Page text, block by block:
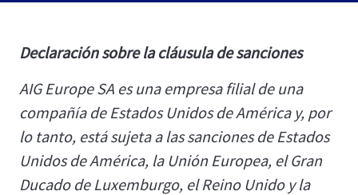
Declaración sobre la cláusula de sanciones
AIG Europe SA es una empresa filial de una
compañía de Estados Unidos de América y, por
lo tanto, está sujeta a las sanciones de Estados
Unidos de América, la Unión Europea, el Gran
Ducado de Luxemburgo, el Reino Unido y la